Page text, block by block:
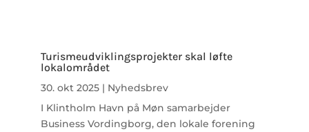
Turismeudviklingsprojekter skal løfte
lokalområdet
30. okt 2025 | Nyhedsbrev
I Klintholm Havn på Møn samarbejder
Business Vordingborg, den lokale forening